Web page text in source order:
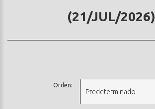
(21/JUL/2026)
Orden:
Predeterminado